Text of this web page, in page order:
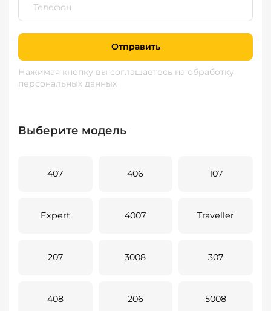
Отправить
Нажимая кнопку вы соглашаетесь на обработку
персональных данных
Выберите модель
407 406 107
Expert 4007 Traveller
207 3008 307
408 206 5008